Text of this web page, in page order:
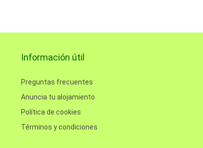
Información útil
Preguntas frecuentes
Anuncia tu alojamiento
Política de cookies
Términos y condiciones